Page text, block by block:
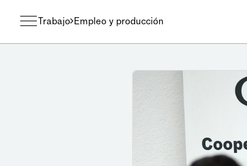
Trabajo Empleo y producción